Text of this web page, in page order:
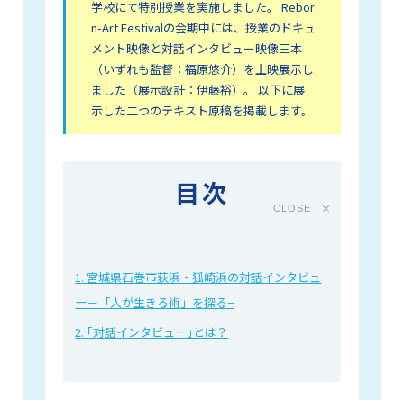
学校にて特別授業を実施しました。 Rebor
n-Art Festivalの会期中には、授業のドキュ
メント映像と対話インタビュー映像三本
（いずれも監督：福原悠介）を上映展示し
ました（展示設計：伊藤裕）。 以下に展
示した二つのテキスト原稿を掲載します。
目次 CLOSE
宮城県石巻市荻浜・狐崎浜の対話インタビュ
ー－「人が生きる術」を探る−
｢対話インタビュー｣とは？